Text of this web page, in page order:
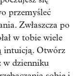
przemyśleć
Zwłaszcza po
w tobie wiele
intuicją. Otwórz
w dzienniku